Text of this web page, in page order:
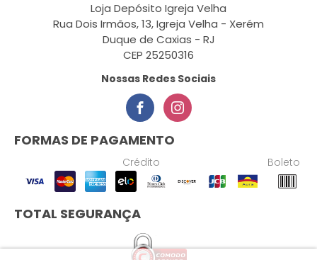
Loja Depósito Igreja Velha
Rua Dois Irmãos, 13, Igreja Velha - Xerém
Duque de Caxias - RJ
CEP 25250316
Nossas Redes Sociais
FORMAS DE PAGAMENTO
Crédito Boleto
TOTAL SEGURANÇA